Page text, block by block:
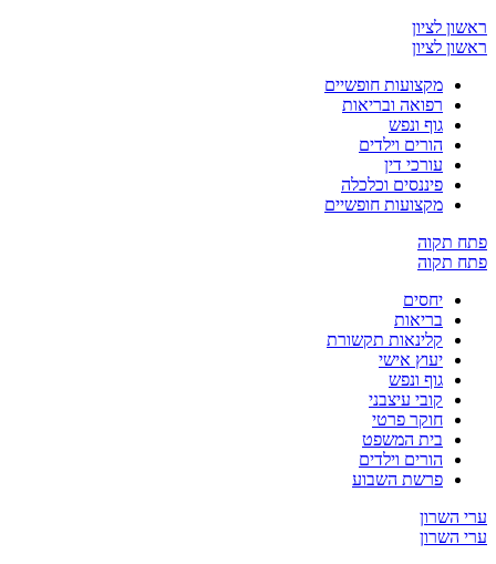
לציון
לציון
מקצועות חופשיים
רפואה ובריאות
גוף ונפש
הורים וילדים
עורכי דין
פיננסים וכלכלה
מקצועות חופשיים
תקוה
תקוה
יחסים
בריאות
קלינאות תקשורת
יעוץ אישי
גוף ונפש
קובי עיצבני
חוקר פרטי
בית המשפט
הורים וילדים
פרשת השבוע
השרון
השרון